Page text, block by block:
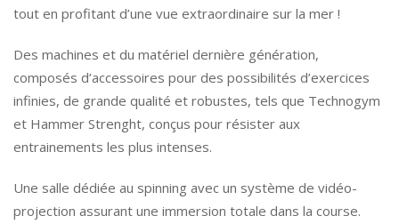
tout en profitant d’une vue extraordinaire sur la mer !
Des machines et du matériel dernière génération,
composés d’accessoires pour des possibilités d’exercices
infinies, de grande qualité et robustes, tels que Technogym
et Hammer Strenght, conçus pour résister aux
entrainements les plus intenses.
Une salle dédiée au spinning avec un système de vidéo-
projection assurant une immersion totale dans la course.